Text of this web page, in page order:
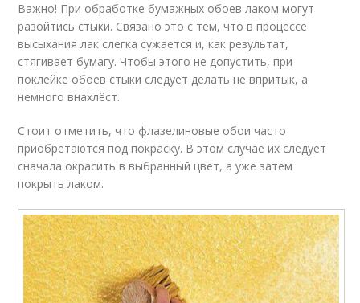
Важно! При обработке бумажных обоев лаком могут
разойтись стыки. Связано это с тем, что в процессе
высыхания лак слегка сужается и, как результат,
стягивает бумагу. Чтобы этого не допустить, при
поклейке обоев стыки следует делать не впритык, а
немного внахлёст.
Стоит отметить, что флазелиновые обои часто
приобретаются под покраску. В этом случае их следует
сначала окрасить в выбранный цвет, а уже затем
покрыть лаком.